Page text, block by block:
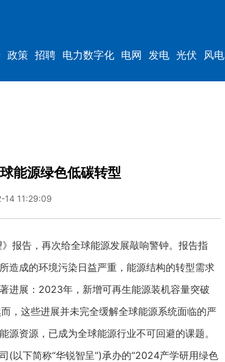
政策 招聘 电力数字化 电网 发电 光伏 风电
能源绿色低碳转型
14 11:29:09
告，再次给全球能源发展敲响警钟。报告指
造成的环境污染日益严重，能源结构的转型需求
进展：2023年，新增可再生能源装机容量突破
，这些进展并未完全缓解全球能源系统面临的严
资源，已成为全球能源行业不可回避的课题。
下简称“华锐智呈”)承办的“2024产学研用绿色